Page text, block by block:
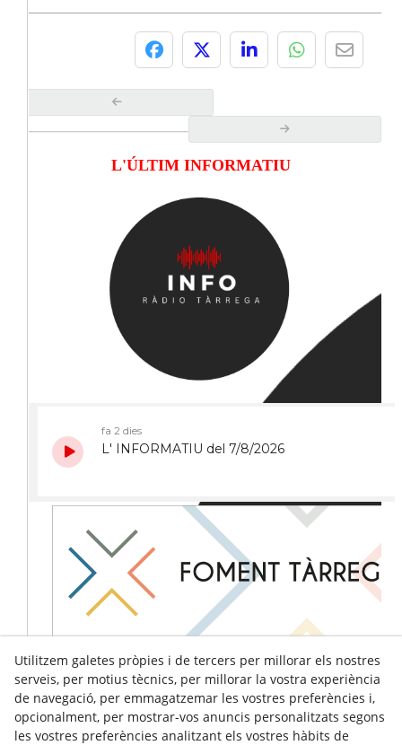
L'ÚLTIM INFORMATIU
Utilitzem galetes pròpies i de tercers per millorar els nostres
serveis, per motius tècnics, per millorar la vostra experiència
de navegació, per emmagatzemar les vostres preferències i,
opcionalment, per mostrar-vos anuncis personalitzats segons
les vostres preferències analitzant els vostres hàbits de